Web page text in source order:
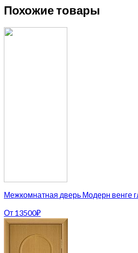
Похожие товары
Межкомнатная дверь Модерн венге
От 13500₽